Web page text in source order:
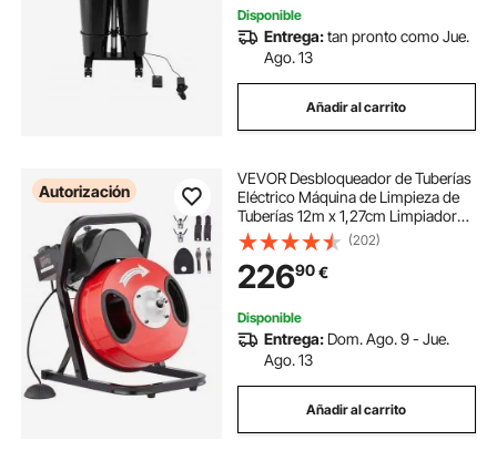
Disponible
Entrega:tan pronto como Jue.
Ago. 13
Añadir al carrito
Autorización
VEVOR Desbloqueador de Tuberías
Eléctrico Máquina de Limpieza de
Tuberías 12m x 1,27cm Limpiador
Manual de Tubos de Drenaje con 4
Cortadores Accionado por Pie
Neumático para Tuberías de 5-10
cm
(202)
22690€
Disponible
Entrega: Dom. Ago. 9 - Jue.
Ago. 13
Añadir al carrito